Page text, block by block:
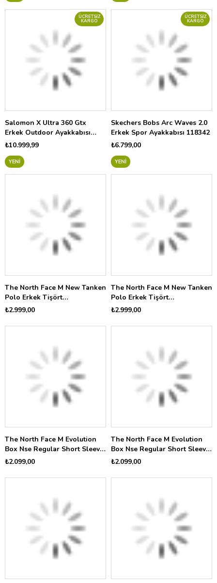
Salomon X Ultra 360 Gtx
Erkek Outdoor Ayakkabısı
L45473300
₺10.999,99
ÜCRETSIZ
KARGO
YENI
Skechers Bobs Arc Waves 2.0
Erkek Spor Ayakkabısı 118342
₺6.799,00
ÜCRETSIZ
KARGO
YENI
The North Face M New Tanken
Polo Erkek Tişört
NF0A8CRULK51
₺2.999,00
The North Face M New Tanken
Polo Erkek Tişört
NF0A8CRU8K21
₺2.999,00
The North Face M Evolution
Box Nse Regular Short Sleeve
Erkek Tişört NF0A8B6KG5O1
₺2.099,00
The North Face M Evolution
Box Nse Regular Short Sleeve
Erkek Tişört NF0A8B6KG5I1
₺2.099,00